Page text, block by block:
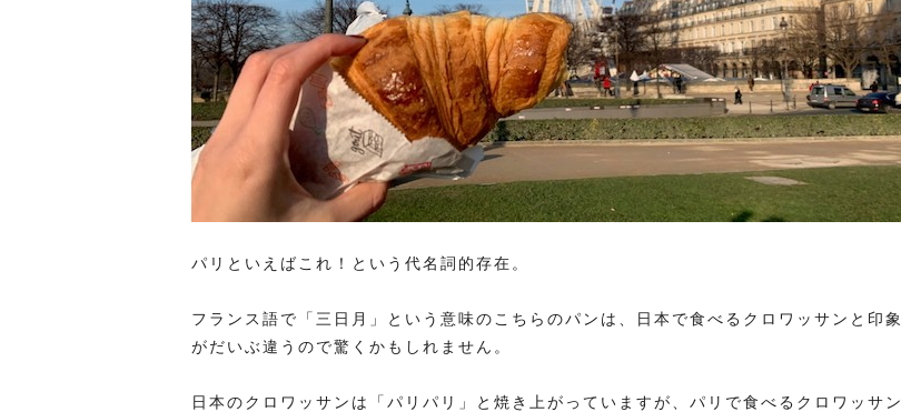
パリといえばこれ！という代名詞的存在。
フランス語で「三日月」という意味のこちらのパンは、日本で食べるクロワッサンと印象
がだいぶ違うので驚くかもしれません。
日本のクロワッサンは「パリパリ」と焼き上がっていますが、パリで食べるクロワッサン